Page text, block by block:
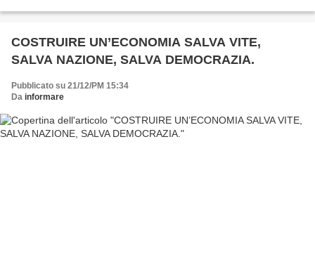
COSTRUIRE UN’ECONOMIA SALVA VITE,
SALVA NAZIONE, SALVA DEMOCRAZIA.
Pubblicato su 21/12/PM 15:34
Da informare